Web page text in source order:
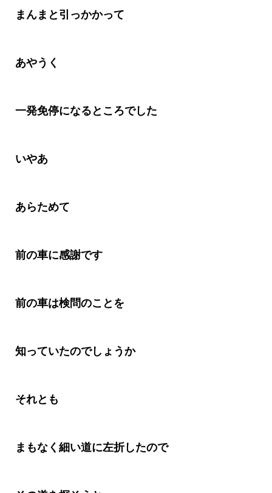
まんまと引っかかって
あやうく
一発免停になるところでした
いやあ
あらためて
前の車に感謝です
前の車は検問のことを
知っていたのでしょうか
それとも
まもなく細い道に左折したので